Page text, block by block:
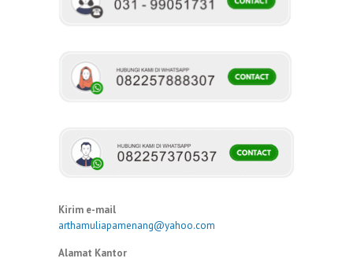
Kirim e-mail
arthamuliapamenang@yahoo.com
Alamat Kantor